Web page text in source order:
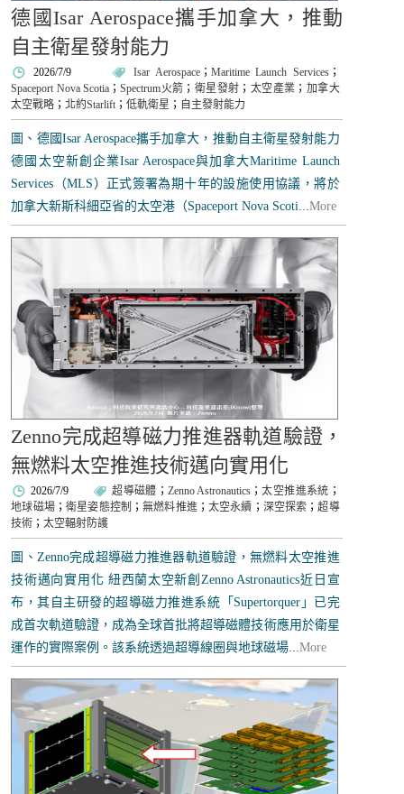
德國Isar Aerospace攜手加拿大，推動
自主衛星發射能力
2026/7/9 Isar Aerospace； Maritime Launch Services；
Spaceport Nova Scotia ；Spectrum火箭 ； 衛星發射 ； 太空產業 ； 加拿大
太空戰略 ；北約Starlift ；低軌衛星 ； 自主發射能力
圖、德國Isar Aerospace攜手加拿大，推動自主衛星發射能力
德國太空新創企業Isar Aerospace與加拿大Maritime Launch
Services（MLS）正式簽署為期十年的設施使用協議，將於
加拿大新斯科細亞省的太空港（Spaceport Nova Scoti...More
Zenno完成超導磁力推進器軌道驗證，
無燃料太空推進技術邁向實用化
2026/7/9 超導磁體 ； Zenno Astronautics ；太空推進系統 ；
地球磁場； 衛星姿態控制 ； 無燃料推進； 太空永續 ； 深空探索 ；超導
技術 ；太空輻射防護
圖、Zenno完成超導磁力推進器軌道驗證，無燃料太空推進
技術邁向實用化 紐西蘭太空新創Zenno Astronautics近日宣
布，其自主研發的超導磁力推進系統「Supertorquer」已完
成首次軌道驗證，成為全球首批將超導磁體技術應用於衛星
運作的實際案例。該系統透過超導線圈與地球磁場...More